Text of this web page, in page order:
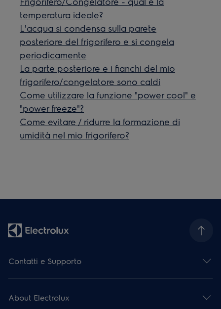
temperatura ideale?
L'acqua si condensa sulla parete
posteriore del frigorifero e si congela
periodicamente
La parte posteriore e i fianchi del mio
frigorifero/congelatore sono caldi
Come utilizzare la funzione "power cool" e
"power freeze"?
Come evitare / ridurre la formazione di
umidità nel mio frigorifero?
Contatti e Supporto
About Electrolux